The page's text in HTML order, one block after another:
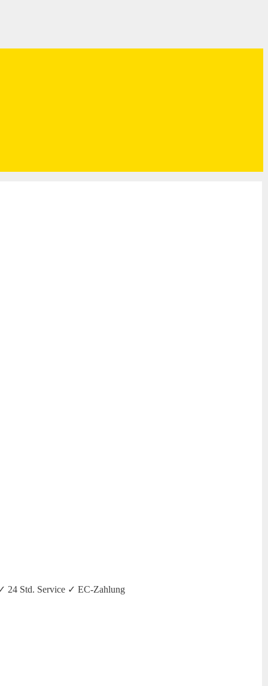
24 Std. Service ✓ EC-Zahlung